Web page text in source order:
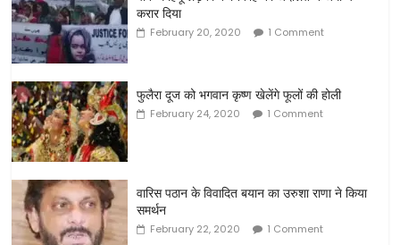
करार दिया
February 20, 2020 1 Comment
फुलैरा दूज को भगवान कृष्ण खेलेंगे फूलों की होली
February 24, 2020 1 Comment
वारिस पठान के विवादित बयान का उरुशा राणा ने किया
समर्थन
February 22, 2020 1 Comment